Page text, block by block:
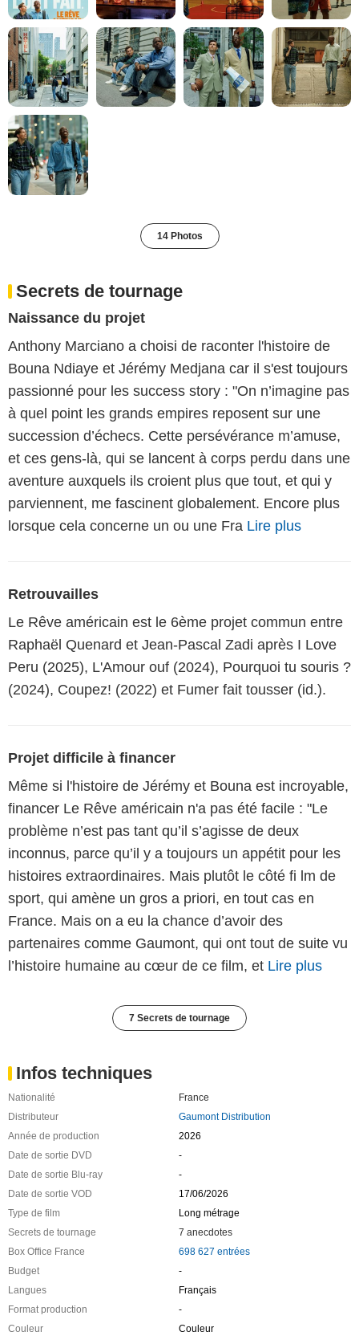
14 Photos
Secrets de tournage
Naissance du projet
Anthony Marciano a choisi de raconter l'histoire de
Bouna Ndiaye et Jérémy Medjana car il s'est toujours
passionné pour les success story : "On n’imagine pas
à quel point les grands empires reposent sur une
succession d’échecs. Cette persévérance m’amuse,
et ces gens-là, qui se lancent à corps perdu dans une
aventure auxquels ils croient plus que tout, et qui y
parviennent, me fascinent globalement. Encore plus
lorsque cela concerne un ou une Fra Lire plus
Retrouvailles
Le Rêve américain est le 6ème projet commun entre
Raphaël Quenard et Jean-Pascal Zadi après I Love
Peru (2025), L'Amour ouf (2024), Pourquoi tu souris ?
(2024), Coupez! (2022) et Fumer fait tousser (id.).
Projet difficile à financer
Même si l'histoire de Jérémy et Bouna est incroyable,
financer Le Rêve américain n'a pas été facile : "Le
problème n’est pas tant qu’il s’agisse de deux
inconnus, parce qu’il y a toujours un appétit pour les
histoires extraordinaires. Mais plutôt le côté fi lm de
sport, qui amène un gros a priori, en tout cas en
France. Mais on a eu la chance d’avoir des
partenaires comme Gaumont, qui ont tout de suite vu
l’histoire humaine au cœur de ce film, et Lire plus
7 Secrets de tournage
Infos techniques
Nationalité
France
Distributeur
Gaumont Distribution
Année de production
2026
Date de sortie DVD
-
Date de sortie Blu-ray
-
Date de sortie VOD
17/06/2026
Type de film
Long métrage
Secrets de tournage
7 anecdotes
Box Office France
698 627 entrées
Budget
-
Langues
Français
Format production
-
Couleur
Couleur